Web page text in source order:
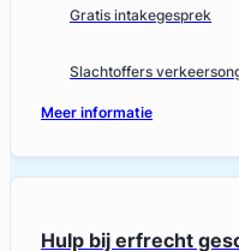
Gratis intakegesprek
Slachtoffers
Meer informatie
Hulp bij erfrecht